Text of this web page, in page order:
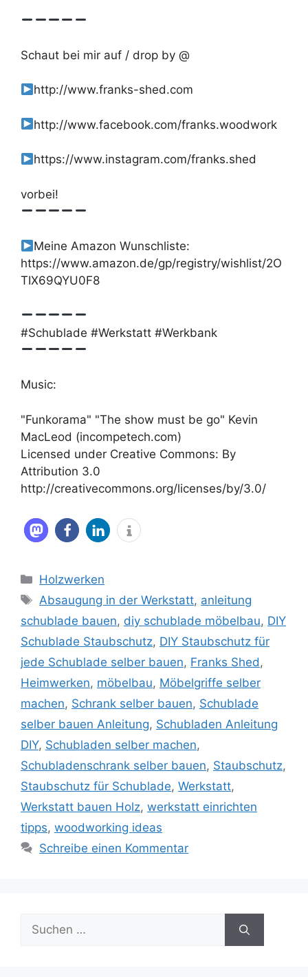
Schaut bei mir auf / drop by @
http://www.franks-shed.com
http://www.facebook.com/franks.woodwork
https://www.instagram.com/franks.shed
vorbei!
Meine Amazon Wunschliste:
https://www.amazon.de/gp/registry/wishlist/2O
TIX69QYU0F8
#Schublade #Werkstatt #Werkbank
Music:
"Funkorama" "The show must be go" Kevin
MacLeod (incompetech.com)
Licensed under Creative Commons: By
Attribution 3.0
http://creativecommons.org/licenses/by/3.0/
Kategorien
Holzwerken
Schlagwörter
Absaugung in der Werkstatt, anleitung
schublade bauen, diy schublade möbelbau, DIY
Schublade Staubschutz, DIY Staubschutz für
jede Schublade selber bauen, Franks Shed,
Heimwerken, möbelbau, Möbelgriffe selber
machen, Schrank selber bauen, Schublade
selber bauen Anleitung, Schubladen Anleitung
DIY, Schubladen selber machen,
Schubladenschrank selber bauen, Staubschutz,
Staubschutz für Schublade, Werkstatt,
Werkstatt bauen Holz, werkstatt einrichten
tipps, woodworking ideas
Schreibe einen Kommentar
Suche
nach: